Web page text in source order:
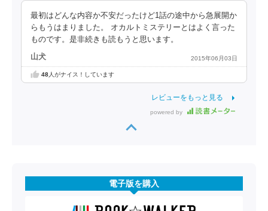
最初はどんな内容か不安だったけど1話の途中から急展開か
らもうはまりました。 オカルトミステリーとはよく言った
ものです。是非続きも読もうと思います。
山犬 2015年06月03日
48人がナイス！しています
レビューをもっと見る
powered by
電子版を購入